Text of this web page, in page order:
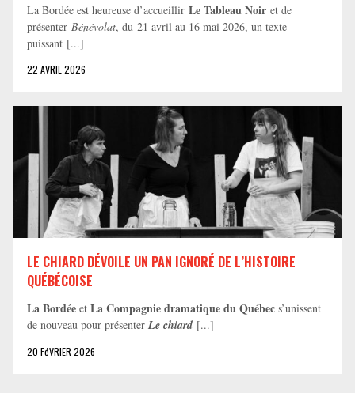
La Bordée est heureuse d’accueillir Le Tableau Noir et de
présenter Bénévolat, du 21 avril au 16 mai 2026, un texte
puissant [...]
22 AVRIL 2026
LE CHIARD DÉVOILE UN PAN IGNORÉ DE L’HISTOIRE
QUÉBÉCOISE
La Bordée et La Compagnie dramatique du Québec s’unissent
de nouveau pour présenter Le chiard [...]
20 FéVRIER 2026